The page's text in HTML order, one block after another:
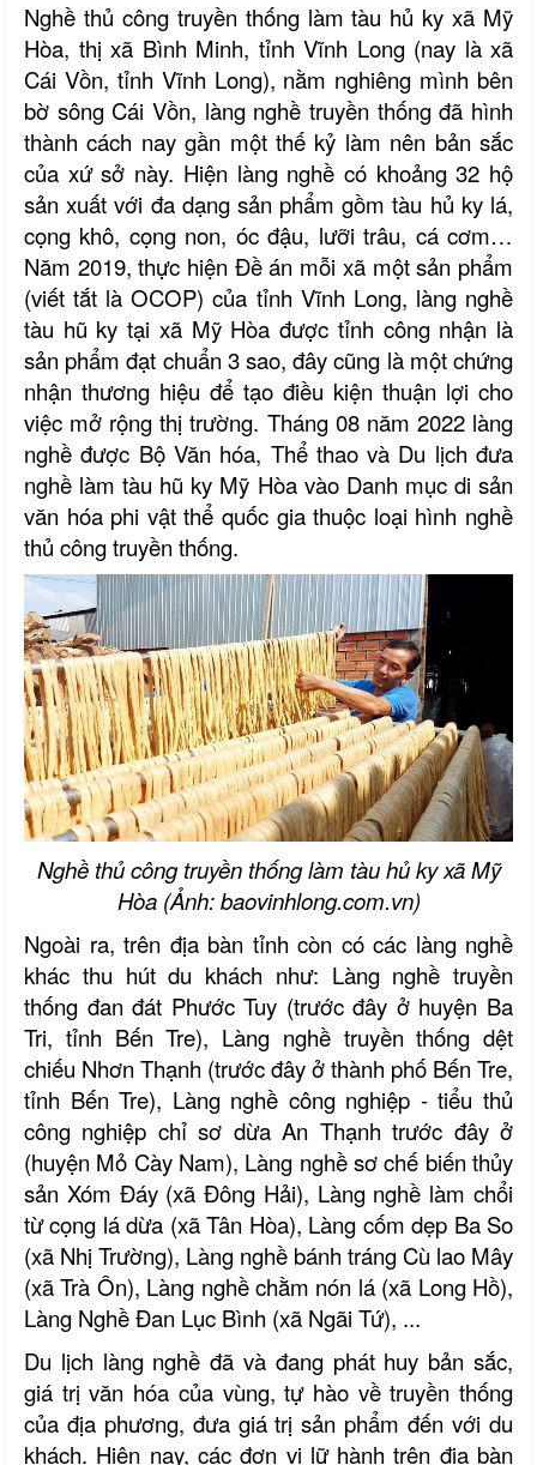
Nghề thủ công truyền thống làm tàu hủ ky xã Mỹ
Hòa, thị xã Bình Minh, tỉnh Vĩnh Long (nay là xã
Cái Vồn, tỉnh Vĩnh Long), nằm nghiêng mình bên
bờ sông Cái Vồn, làng nghề truyền thống đã hình
thành cách nay gần một thế kỷ làm nên bản sắc
của xứ sở này. Hiện làng nghề có khoảng 32 hộ
sản xuất với đa dạng sản phẩm gồm tàu hủ ky lá,
cọng khô, cọng non, óc đậu, lưỡi trâu, cá cơm…
Năm 2019, thực hiện Đề án mỗi xã một sản phẩm
(viết tắt là OCOP) của tỉnh Vĩnh Long, làng nghề
tàu hũ ky tại xã Mỹ Hòa được tỉnh công nhận là
sản phẩm đạt chuẩn 3 sao, đây cũng là một chứng
nhận thương hiệu để tạo điều kiện thuận lợi cho
việc mở rộng thị trường. Tháng 08 năm 2022 làng
nghề được Bộ Văn hóa, Thể thao và Du lịch đưa
nghề làm tàu hũ ky Mỹ Hòa vào Danh mục di sản
văn hóa phi vật thể quốc gia thuộc loại hình nghề
thủ công truyền thống.
Nghề thủ công truyền thống làm tàu hủ ky xã Mỹ
Hòa(Ảnh: baovinhlong.com.vn)
Ngoài ra, trên địa bàn tỉnh còn có các làng nghề
khác thu hút du khách như: Làng nghề truyền
thống đan đát Phước Tuy (trước đây ở huyện Ba
Tri, tỉnh Bến Tre), Làng nghề truyền thống dệt
chiếu Nhơn Thạnh (trước đây ở thành phố Bến Tre,
tỉnh Bến Tre), Làng nghề công nghiệp - tiểu thủ
công nghiệp chỉ sơ dừa An Thạnh trước đây ở
(huyện Mỏ Cày Nam), Làng nghề sơ chế biến thủy
sản Xóm Đáy (xã Đông Hải), Làng nghề làm chổi
từ cọng lá dừa (xã Tân Hòa), Làng cốm dẹp Ba So
(xã Nhị Trường), Làng nghề bánh tráng Cù lao Mây
(xã Trà Ôn), Làng nghề chằm nón lá (xã Long Hồ),
Làng Nghề Đan Lục Bình (xã Ngãi Tứ), ...
Du lịch làng nghề đã và đang phát huy bản sắc,
giá trị văn hóa của vùng, tự hào về truyền thống
của địa phương, đưa giá trị sản phẩm đến với du
khách. Hiện nay, các đơn vị lữ hành trên địa bàn